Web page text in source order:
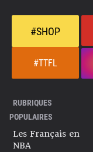
#SHOP
#TTFL
RUBRIQUES
POPULAIRES
Les Français en
NBA